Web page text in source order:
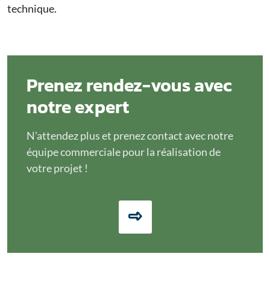
technique.
Prenez rendez-vous avec
notre expert
N'attendez plus et prenez contact avec notre
équipe commerciale pour la réalisation de
votre projet !